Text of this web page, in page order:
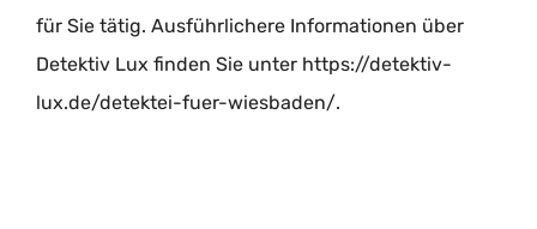
für Sie tätig. Ausführlichere Informationen über
Detektiv Lux finden Sie unter https://detektiv-
lux.de/detektei-fuer-wiesbaden/.